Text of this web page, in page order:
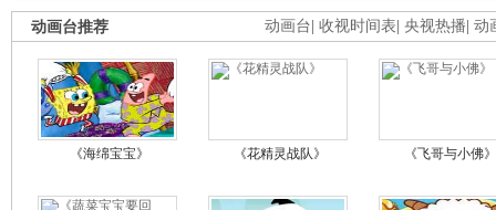
动画台 收视时间表 央视热播 动
动画台推荐
《海绵宝宝》 《花精灵战队》 《飞哥与小佛》